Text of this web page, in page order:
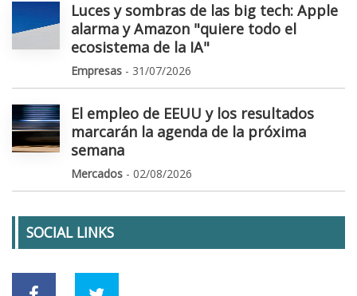
Luces y sombras de las big tech: Apple
alarma y Amazon "quiere todo el
ecosistema de la IA"
Empresas - 31/07/2026
El empleo de EEUU y los resultados
marcarán la agenda de la próxima
semana
Mercados - 02/08/2026
SOCIAL LINKS